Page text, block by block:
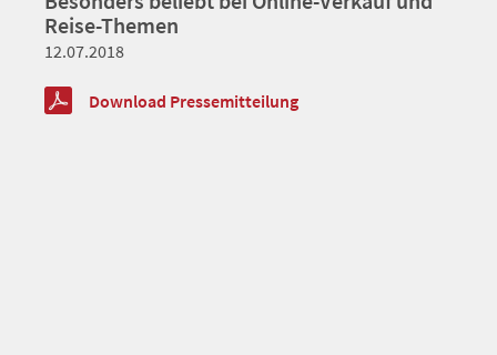
Reise-Themen
12.07.2018
Download Pressemitteilung